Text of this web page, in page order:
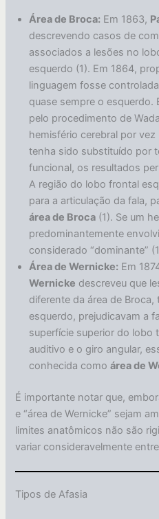
Área de Broca: Em 1863,
descrevendo casos de
associados a lesões no
esquerdo (1). Em 1864,
linguagem fosse
quase sempre o esquerdo.
pelo procedimento de
hemisfério cerebral por
tenha sido substituído por
funcional, os resultados
A região do lobo frontal
para a articulação da fala,
área de Broca (1). Se um
predominantemente
considerado “dominante”
Área de Wernicke: Em
Wernicke descreveu que
diferente da área de
esquerdo, prejudicavam a
superfície superior do lobo
auditivo e o giro angular,
conhecida comoárea de
É importante notar que,
e “área de Wernicke” sejam
limites anatômicos não são
variar consideravelmente
Tipos de Afasia